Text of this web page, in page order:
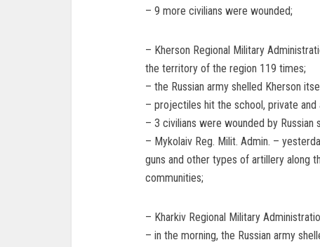
– 9 more civilians were wounded;
– Kherson Regional Military
the territory of the region 119 times;
– the Russian army shelled Kherson
– projectiles hit the school, private and
– 3 civilians were wounded by Russian
– Mykolaiv Reg. Milit. Admin. –
guns and other types of artillery along
communities;
– Kharkiv Regional Military
– in the morning, the Russian army